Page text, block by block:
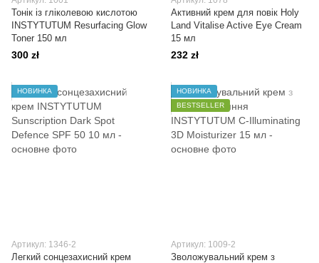
Тонік із гліколевою кислотою
INSTYTUTUM Resurfacing Glow
Toner 150 мл
300 zł
Активний крем для повік Holy
Land Vitalise Active Eye Cream
15 мл
232 zł
НОВИНКА
Артикул: 1346-2
Легкий сонцезахисний крем
НОВИНКА
BESTSELLER
Артикул: 1009-2
Зволожувальний крем з